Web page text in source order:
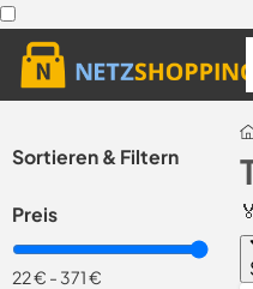
Sortieren & Filtern
Preis
22 € - 371 €